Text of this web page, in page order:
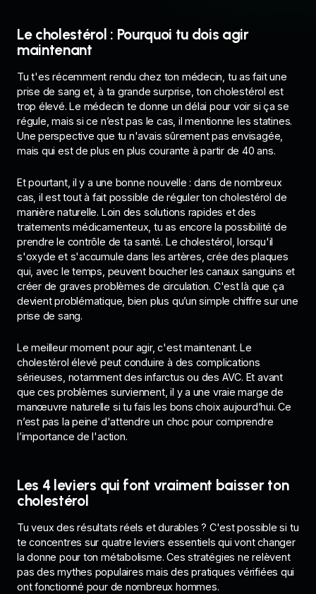
Le cholestérol : Pourquoi tu dois agir
maintenant
Tu t'es récemment rendu chez ton médecin, tu as fait une
prise de sang et, à ta grande surprise, ton cholestérol est
trop élevé. Le médecin te donne un délai pour voir si ça se
régule, mais si ce n’est pas le cas, il mentionne les statines.
Une perspective que tu n'avais sûrement pas envisagée,
mais qui est de plus en plus courante à partir de 40 ans.
Et pourtant, il y a une bonne nouvelle : dans de nombreux
cas, il est tout à fait possible de réguler ton cholestérol de
manière naturelle. Loin des solutions rapides et des
traitements médicamenteux, tu as encore la possibilité de
prendre le contrôle de ta santé. Le cholestérol, lorsqu'il
s'oxyde et s'accumule dans les artères, crée des plaques
qui, avec le temps, peuvent boucher les canaux sanguins et
créer de graves problèmes de circulation. C'est là que ça
devient problématique, bien plus qu’un simple chiffre sur une
prise de sang.
Le meilleur moment pour agir, c'est maintenant. Le
cholestérol élevé peut conduire à des complications
sérieuses, notamment des infarctus ou des AVC. Et avant
que ces problèmes surviennent, il y a une vraie marge de
manœuvre naturelle si tu fais les bons choix aujourd’hui. Ce
n’est pas la peine d'attendre un choc pour comprendre
l’importance de l'action.
Les 4 leviers qui font vraiment baisser ton
cholestérol
Tu veux des résultats réels et durables ? C'est possible si tu
te concentres sur quatre leviers essentiels qui vont changer
la donne pour ton métabolisme. Ces stratégies ne relèvent
pas des mythes populaires mais des pratiques vérifiées qui
ont fonctionné pour de nombreux hommes.